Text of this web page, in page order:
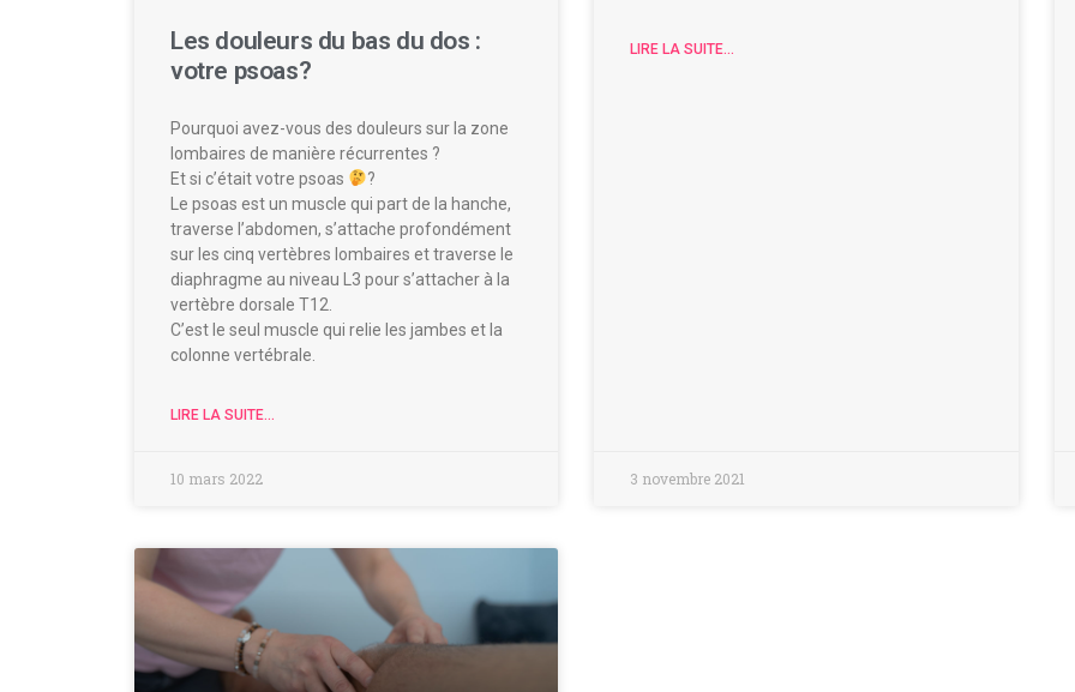
Les douleurs du bas du dos :
votre psoas?
Pourquoi avez-vous des douleurs sur la zone
lombaires de manière récurrentes ?
Et si c’était votre psoas
?
Le psoas est un muscle qui part de la hanche,
traverse l’abdomen, s’attache profondément
sur les cinq vertèbres lombaires et traverse le
diaphragme au niveau L3 pour s’attacher à la
vertèbre dorsale T12.
C’est le seul muscle qui relie les jambes et la
colonne vertébrale.
LIRE LA SUITE...
10 mars 2022
LIRE LA SUITE...
3 novembre 2021